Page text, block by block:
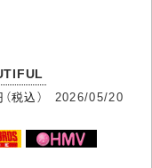
税込） 2026/05/20